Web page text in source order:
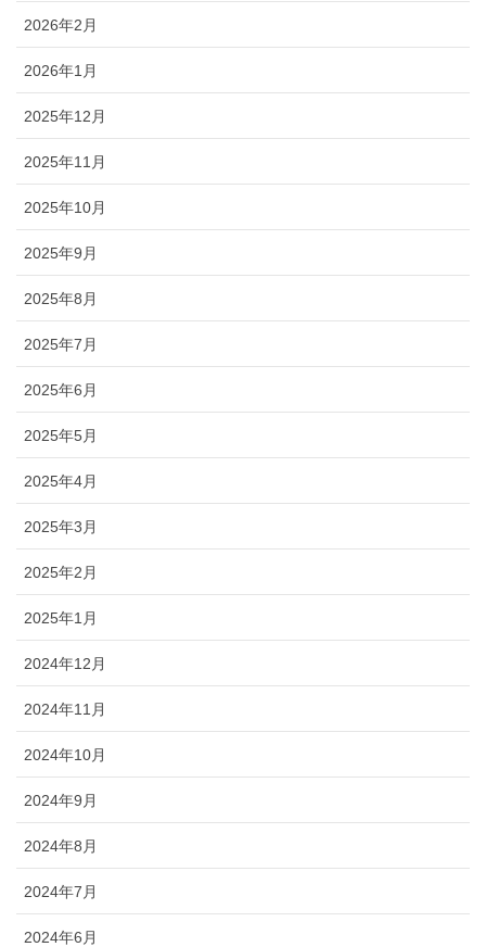
2026年2月
2026年1月
2025年12月
2025年11月
2025年10月
2025年9月
2025年8月
2025年7月
2025年6月
2025年5月
2025年4月
2025年3月
2025年2月
2025年1月
2024年12月
2024年11月
2024年10月
2024年9月
2024年8月
2024年7月
2024年6月